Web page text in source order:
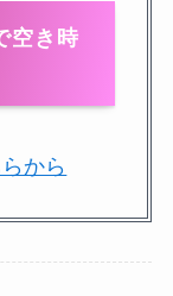
空き時
から